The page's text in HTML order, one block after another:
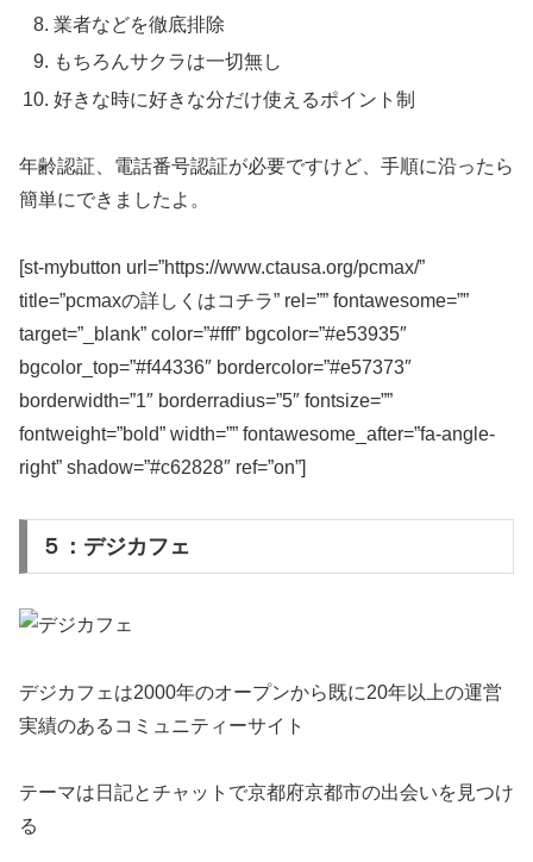
業者などを徹底排除
もちろんサクラは一切無し
好きな時に好きな分だけ使えるポイント制
年齢認証、電話番号認証が必要ですけど、手順に沿ったら
簡単にできましたよ。
[st-mybutton url=”https://www.ctausa.org/pcmax/”
title=”pcmaxの詳しくはコチラ” rel=”” fontawesome=””
target=”_blank” color=”#fff” bgcolor=”#e53935″
bgcolor_top=”#f44336″ bordercolor=”#e57373″
borderwidth=”1″ borderradius=”5″ fontsize=””
fontweight=”bold” width=”” fontawesome_after=”fa-angle-
right” shadow=”#c62828″ ref=”on”]
５：デジカフェ
デジカフェは2000年のオープンから既に20年以上の運営
実績のあるコミュニティーサイト
テーマは日記とチャットで京都府京都市の出会いを見つけ
る